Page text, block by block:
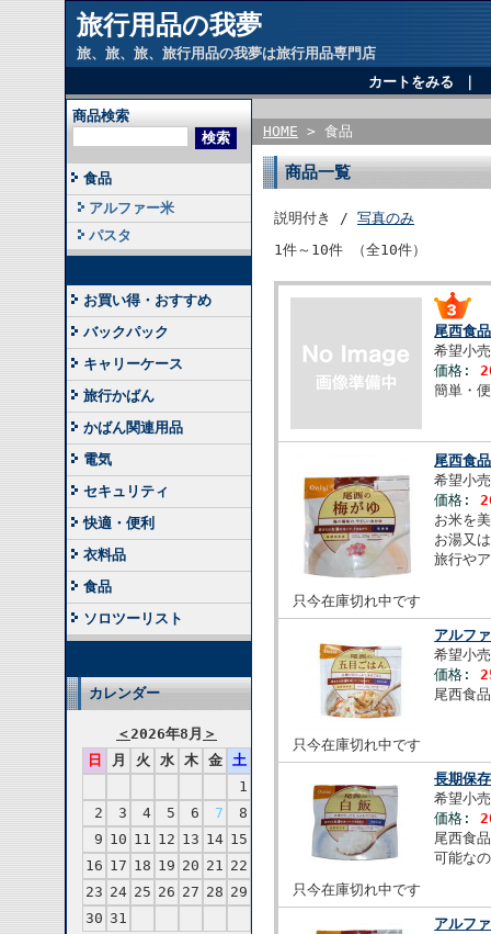
旅行用品の我夢
旅、旅、旅、旅行用品の我夢は旅行用品専門店
カートをみる
商品検索
食品
アルファー米
パスタ
お買い得・おすすめ
バックパック
キャリーケース
旅行かばん
かばん関連用品
電気
セキュリティ
快適・便利
衣料品
食品
ソロツーリスト
カレンダー
＜ 2026年8月 ＞
日
月 火 水 木 金
土
1
2
3 4 5 6 7
8
9 10 11 12 13 14 15
16 17 18 19 20 21
22
23 24 25 26 27 28 29
30 31
HOME > 食品
商品一覧
説明付き / 写真のみ
1件～10件 （全10件）
尾西食
希望小
価格:
簡単・
只今在庫切れ中です
尾西食
希望小
価格:
お米を
お湯又
旅行や
只今在庫切れ中です
アルフ
希望小
価格:
尾西食
只今在庫切れ中です
長期保
希望小
価格:
尾西食
可能な
アルフ